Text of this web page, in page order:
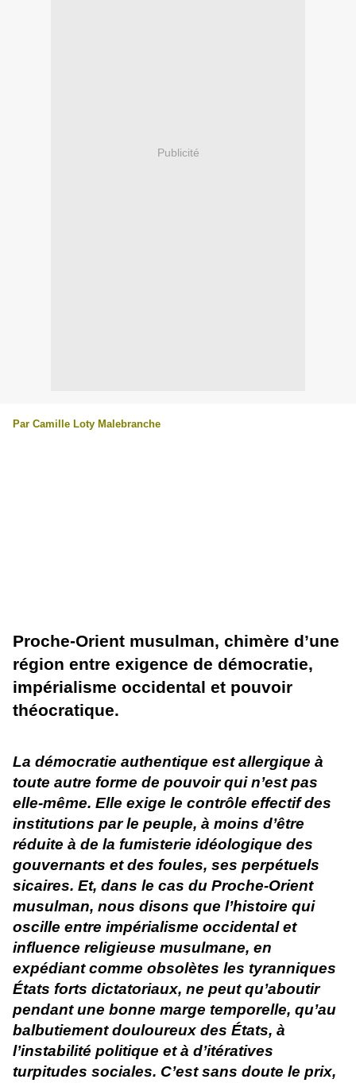
Publicité
Par Camille Loty Malebranche
Proche-Orient musulman, chimère d’une
région entre exigence de démocratie,
impérialisme occidental et pouvoir
théocratique.
La démocratie authentique est allergique à
toute autre forme de pouvoir qui n’est pas
elle-même. Elle exige le contrôle effectif des
institutions par le peuple, à moins d’être
réduite à de la fumisterie idéologique des
gouvernants et des foules, ses perpétuels
sicaires. Et, dans le cas du Proche-Orient
musulman, nous disons que l’histoire qui
oscille entre impérialisme occidental et
influence religieuse musulmane, en
expédiant comme obsolètes les tyranniques
États forts dictatoriaux, ne peut qu’aboutir
pendant une bonne marge temporelle, qu’au
balbutiement douloureux des États, à
l’instabilité politique et à d’itératives
turpitudes sociales. C’est sans doute le prix,